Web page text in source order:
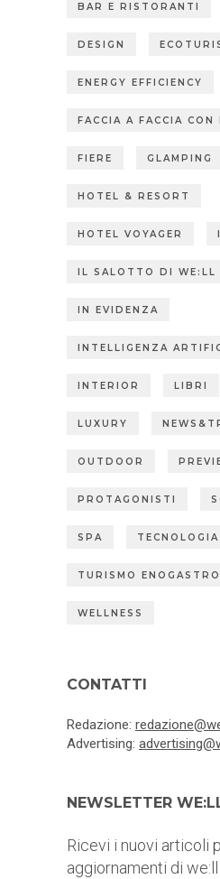
BAR E RISTORANTI
DESIGN
ENERGY EFFICIENCY
FACCIA A FACCIA CON
FIERE GLAMPING
HOTEL & RESORT
HOTEL VOYAGER
IL SALOTTO DI WE:LL
IN EVIDENZA
INTELLIGENZA
INTERIOR LIBRI
LUXURY
OUTDOOR
PROTAGONISTI
SPA TECNOLOGIA
TURISMO
WELLNESS
CONTATTI
Redazione:
Advertising:
NEWSLETTER
Ricevi i nuovi articoli
aggiornamenti di